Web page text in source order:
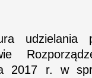
udzielania
2017 r. w